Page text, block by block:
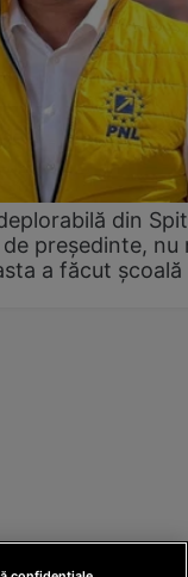
din
președinte, nu
a făcut școală